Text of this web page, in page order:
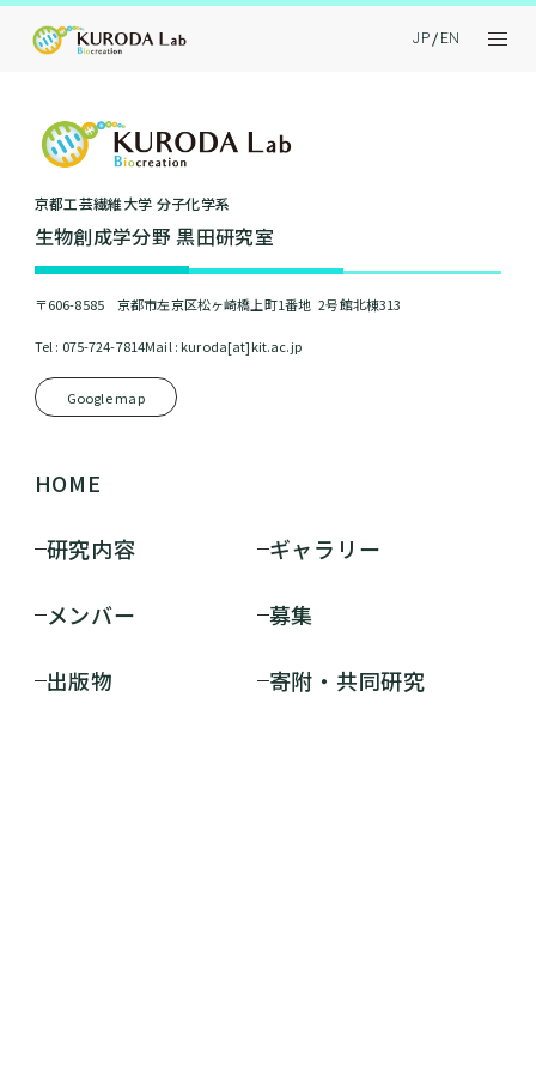
JP EN
京都⼯芸繊維⼤学 分⼦化学系
⽣物創成学分野 黒⽥研究室
〒606-8585 京都市左京区松ヶ崎橋上町1番地 2号館北棟313
Tel : 075-724-7814Mail : kuroda[at]kit.ac.jp
Google map
HOME
研究内容
メンバー
出版物
ギャラリー
募集
寄附・共同研究